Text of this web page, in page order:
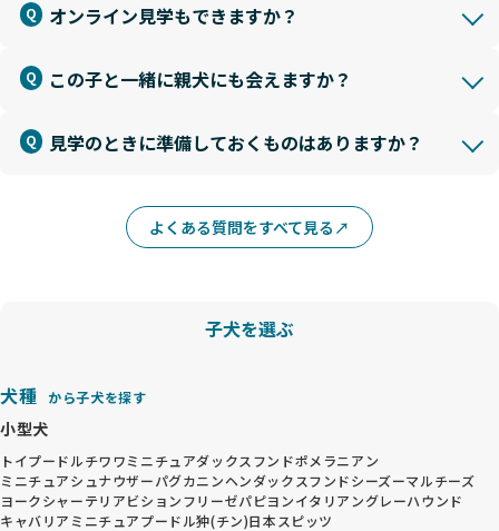
オンライン見学もできますか？
この子と一緒に親犬にも会えますか？
見学のときに準備しておくものはありますか？
よくある質問をすべて見る
子犬を選ぶ
犬種 から子犬を探す
小型犬
トイプードルチワワミニチュアダックスフンドポメラニアン
ミニチュアシュナウザーパグカニンヘンダックスフンドシーズーマルチーズ
ヨークシャーテリアビションフリーゼパピヨンイタリアングレーハウンド
キャバリア ミニチュアプードル狆(チン)日本スピッツ